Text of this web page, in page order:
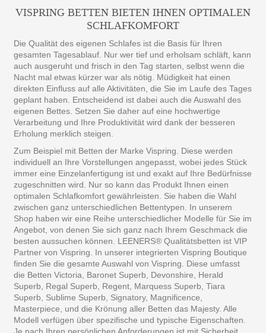
VISPRING BETTEN BIETEN IHNEN OPTIMALEN
SCHLAFKOMFORT
Die Qualität des eigenen Schlafes ist die Basis für Ihren
gesamten Tagesablauf. Nur wer tief und erholsam schläft, kann
auch ausgeruht und frisch in den Tag starten, selbst wenn die
Nacht mal etwas kürzer war als nötig. Müdigkeit hat einen
direkten Einfluss auf alle Aktivitäten, die Sie im Laufe des Tages
geplant haben. Entscheidend ist dabei auch die Auswahl des
eigenen Bettes. Setzen Sie daher auf eine hochwertige
Verarbeitung und Ihre Produktivität wird dank der besseren
Erholung merklich steigen.
Zum Beispiel mit Betten der Marke Vispring. Diese werden
individuell an Ihre Vorstellungen angepasst, wobei jedes Stück
immer eine Einzelanfertigung ist und exakt auf Ihre Bedürfnisse
zugeschnitten wird. Nur so kann das Produkt Ihnen einen
optimalen Schlafkomfort gewährleisten. Sie haben die Wahl
zwischen ganz unterschiedlichen Bettentypen. In unserem
Shop haben wir eine Reihe unterschiedlicher Modelle für Sie im
Angebot, von denen Sie sich ganz nach Ihrem Geschmack die
besten aussuchen können. LEENERS® Qualitätsbetten ist VIP
Partner von Vispring. In unserer integrierten Vispring Boutique
finden Sie die gesamte Auswahl von Vispring. Diese umfasst
die Betten Victoria, Baronet Superb, Devonshire, Herald
Superb, Regal Superb, Regent, Marquess Superb, Tiara
Superb, Sublime Superb, Signatory, Magnificence,
Masterpiece, und die Krönung aller Betten das Majesty. Alle
Modell verfügen über spezifische und typische Eigenschaften.
Je nach Ihren persönlichen Anforderungen ist mit Sicherheit